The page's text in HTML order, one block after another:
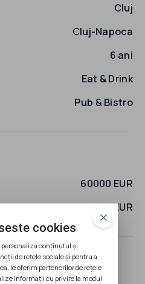
Cluj
Cluj-Napoca
6 ani
Eat & Drink
Pub & Bistro
60000 EUR
850 EUR
cookies
conținutul și
de rețele sociale și pentru a
le oferim partenerilor de rețele
informații cu privire la modul